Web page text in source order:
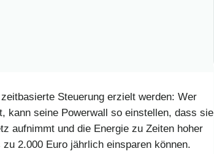
Steuerung erzielt werden: Wer
kann seine Powerwall so einstellen, dass sie
aufnimmt und die Energie zu Zeiten hoher
2.000 Euro jährlich einsparen können.